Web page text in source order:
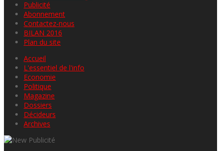
Publicité
Abonnement
Contactez-nous
BILAN 2016
Plan du site
Accueil
L'essentiel de l'info
Economie
Politique
Magazine
Dossiers
Décideurs
Archives